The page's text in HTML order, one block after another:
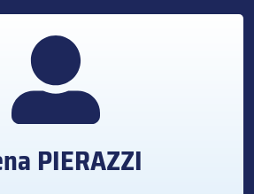
PIERAZZI